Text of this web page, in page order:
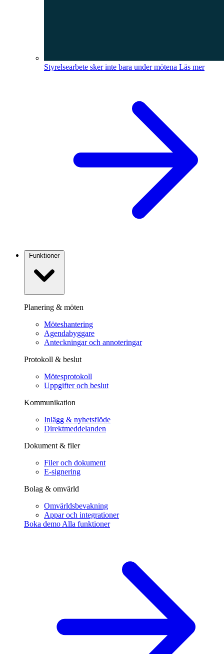
Styrelsearbete sker inte bara under mötena Läs mer
Funktioner
Planering & möten
Möteshantering
Agendabyggare
Anteckningar och annoteringar
Protokoll & beslut
Mötesprotokoll
Uppgifter och beslut
Kommunikation
Inlägg & nyhetsflöde
Direktmeddelanden
Dokument & filer
Filer och dokument
E-signering
Bolag & omvärld
Omvärldsbevakning
Appar och integrationer
Boka demo Alla funktioner